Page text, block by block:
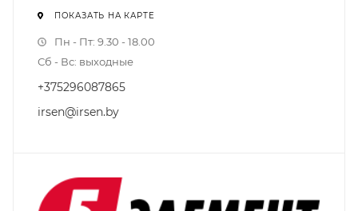
ПОКАЗАТЬ НА КАРТЕ
Пн - Пт: 9.30 - 18.00
Сб - Вс: выходные
+375296087865
irsen@irsen.by